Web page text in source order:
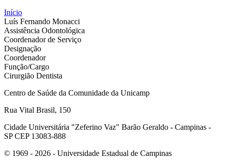
Início
Luís Fernando Monacci
Assistência Odontológica
Coordenador de Serviço
Designação
Coordenador
Função/Cargo
Cirurgião Dentista
Centro de Saúde da Comunidade da Unicamp
Rua Vital Brasil, 150
Cidade Universitária "Zeferino Vaz" Barão Geraldo - Campinas -
SP CEP 13083-888
© 1969 - 2026 - Universidade Estadual de Campinas